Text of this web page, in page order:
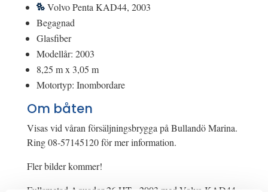
Volvo Penta KAD44, 2003
Begagnad
Glasfiber
Modellår: 2003
8,25 m x 3,05 m
Motortyp: Inombordare
Om båten
Visas vid våran försäljningsbrygga på Bullandö Marina.
Ring 08-57145120 för mer information.
Fler bilder kommer!